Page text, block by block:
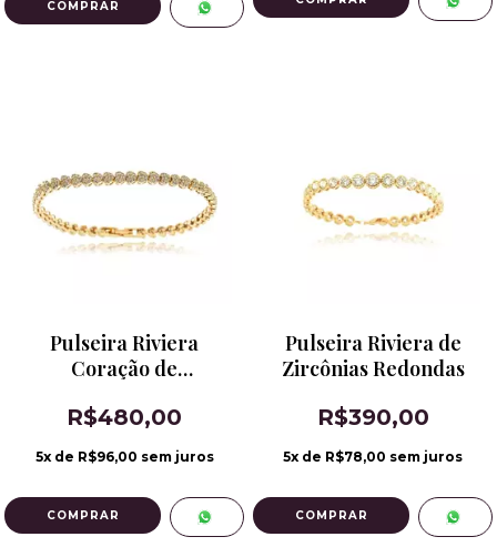
Pulseira Riviera
Coração de
R$480,00
5x de R$96,00 sem juros
Pulseira Riviera de
Zircônias Redondas
R$390,00
5x de R$78,00 sem juros